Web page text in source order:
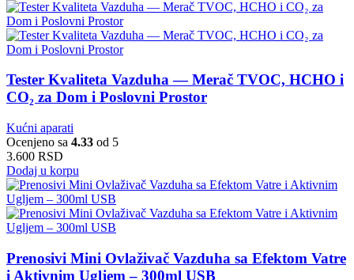
Tester Kvaliteta Vazduha — Merač TVOC, HCHO i
CO₂ za Dom i Poslovni Prostor
Kućni aparati
Ocenjeno sa 4.33 od 5
3.600 RSD
Dodaj u korpu
Prenosivi Mini Ovlaživač Vazduha sa Efektom Vatre
i Aktivnim Ugljem – 300ml USB